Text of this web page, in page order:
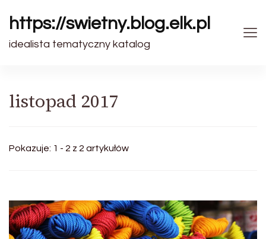
https://swietny.blog.elk.pl
idealista tematyczny katalog
listopad 2017
Pokazuje: 1 - 2 z 2 artykułów